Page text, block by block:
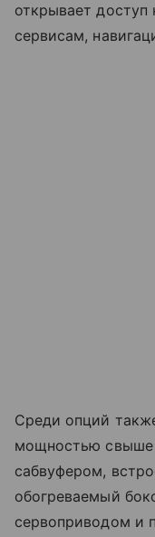
открывает доступ
сервисам,
Среди опций
мощностью свыше
сабвуфером,
обогреваемый
сервоприводом и